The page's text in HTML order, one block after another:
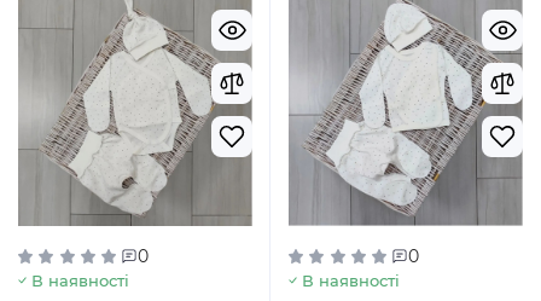
0
В наявності
0
В наявності